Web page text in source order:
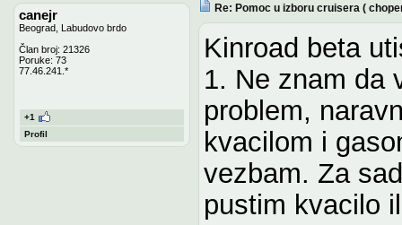
canejr
Beograd, Labudovo brdo
Član broj: 21326
Poruke: 73
77.46.241.*
+1
Profil
Re: Pomoc u izboru cruisera (
Kinroad beta
1. Ne znam da
problem,
kvacilom i
vezbam. Za
pustim kvacilo